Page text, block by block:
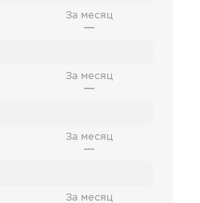
За месяц
—
За месяц
—
За месяц
—
За месяц